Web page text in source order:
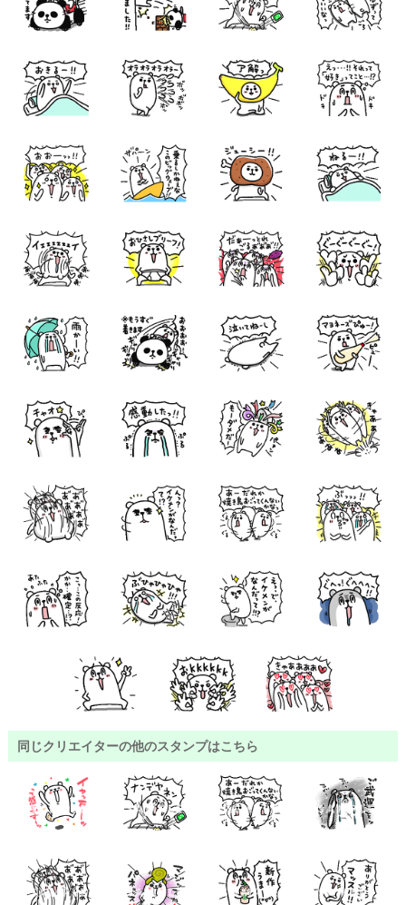
同じクリエイターの他のスタンプはこちら